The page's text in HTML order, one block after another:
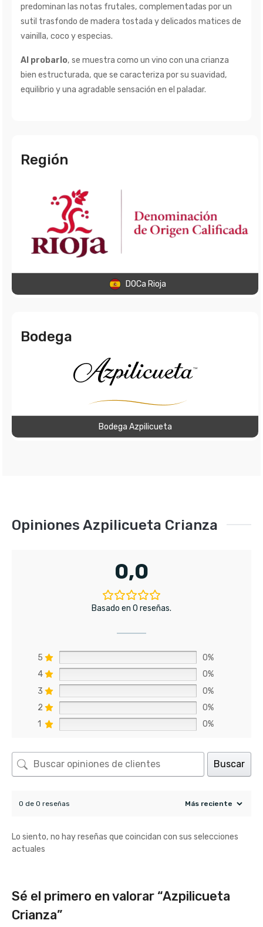
predominan las notas frutales, complementadas por un
sutil trasfondo de madera tostada y delicados matices de
vainilla, coco y especias.
Al probarlo, se muestra como un vino con una crianza
bien estructurada, que se caracteriza por su suavidad,
equilibrio y una agradable sensación en el paladar.
Región
DOCa Rioja
Bodega
Bodega Azpilicueta
Opiniones Azpilicueta Crianza
0,0
Basado en 0 reseñas.
5
0%
4
0%
3
0%
2
0%
1
0%
Buscar
0 de 0 reseñas
Lo siento, no hay reseñas que coincidan con sus selecciones
actuales
Sé el primero en valorar “Azpilicueta
Crianza”